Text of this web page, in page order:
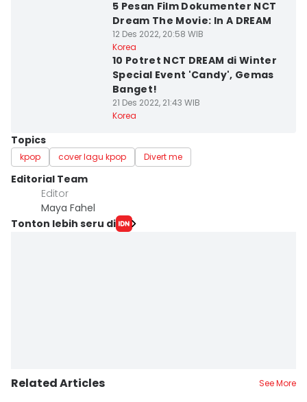
5 Pesan Film Dokumenter NCT
Dream The Movie: In A DREAM
12 Des 2022, 20:58 WIB
Korea
10 Potret NCT DREAM di Winter
Special Event 'Candy', Gemas
Banget!
21 Des 2022, 21:43 WIB
Korea
Topics
kpop cover lagu kpop Divert me
Editorial Team
Editor
Maya Fahel
Tonton lebih seru di
Related Articles See More